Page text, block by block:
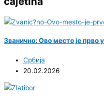
Званично: Ово место је прво
Србија
20.02.2026